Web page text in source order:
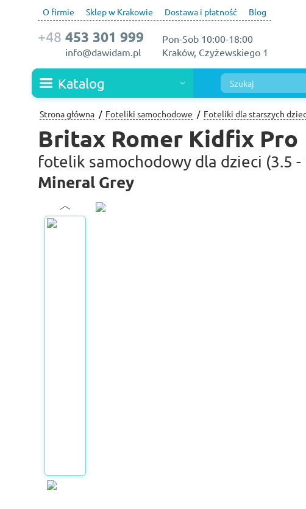
O firmie Sklep w Krakowie Dostawa i płatność Blog
Pon-Sob 10:00-18:00
Kraków, Czyżewskiego 1
+48 453 301 999
info@dawidam.pl
Katalog
Strona główna Foteliki samochodowe Foteliki dla starszych
Britax Romer Kidfix Pro
fotelik samochodowy dla dzieci (3.5 -
Mineral Grey